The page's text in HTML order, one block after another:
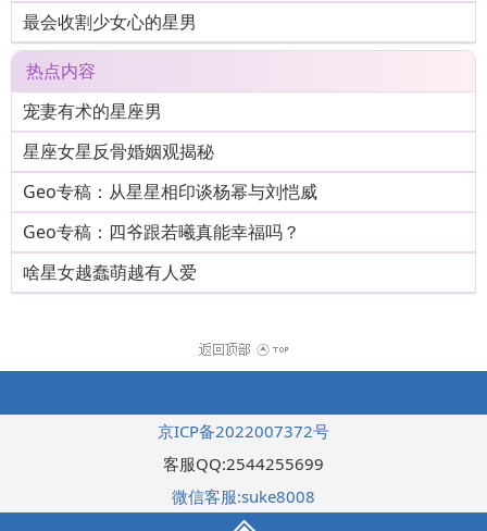
最会收割少女心的星男
热点内容
宠妻有术的星座男
星座女星反骨婚姻观揭秘
Geo专稿：从星星相印谈杨幂与刘恺威
Geo专稿：四爷跟若曦真能幸福吗？
啥星女越蠢萌越有人爱
京ICP备2022007372号
客服QQ:2544255699
微信客服:suke8008